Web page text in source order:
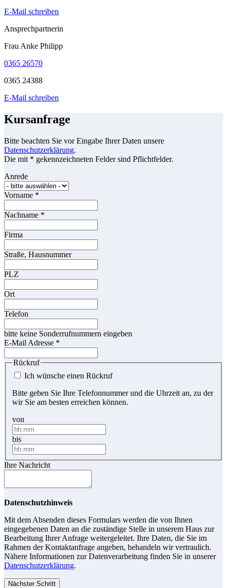
E-Mail schreiben
Ansprechpartnerin
Frau Anke Philipp
0365 26570
0365 24388
E-Mail schreiben
Kursanfrage
Bitte beachten Sie vor Eingabe Ihrer Daten unsere
Datenschutzerklärung.
Die mit * gekennzeichneten Felder sind Pflichtfelder.
Anrede
Vorname *
Nachname *
Firma
Straße, Hausnummer
PLZ
Ort
Telefon
bitte keine Sonderrufnummern eingeben
E-Mail Adresse *
Rückruf
Ich wünsche einen Rückruf
Bitte geben Sie Ihre Telefonnummer und die Uhrzeit an, zu der
wir Sie am besten erreichen können.
von
bis
Ihre Nachricht
Datenschutzhinweis
Mit dem Absenden dieses Formulars werden die von Ihnen
eingegebenen Daten an die zuständige Stelle in unserem Haus zur
Bearbeitung Ihrer Anfrage weitergeleitet. Ihre Daten, die Sie im
Rahmen der Kontaktanfrage angeben, behandeln wir vertraulich.
Nähere Informationen zur Datenverarbeitung finden Sie in unserer
Datenschutzerklärung.
Nächster Schritt